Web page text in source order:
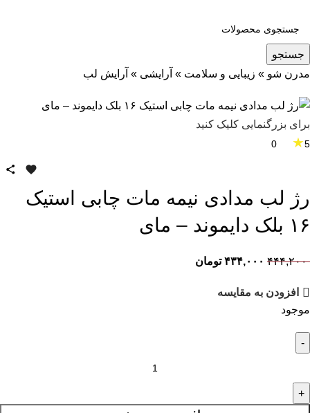
جستجو
مدرن شو » زیبایی و سلامت » آرایشی » آرایش لب
برای بزرگنمایی کلیک کنید
5
★
رژ لب مدادی نیمه مات چابی استیک
۱۶ بلک دایموند – مای
۴۴۴,۲۰۰ ۴۳۴,۰۰۰ تومان
افزودن به مقایسه
موجود